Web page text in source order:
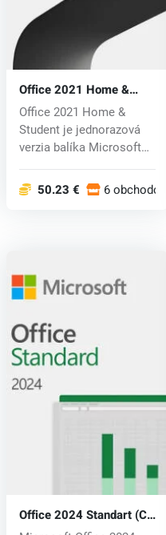
Office 2021 Home &
Student (CD key)
Office 2021 Home &
Student je jednorazová
verzia balíka Microsoft
50.23 € 6 obchodoch
Office 2024 Standart (CD
key)